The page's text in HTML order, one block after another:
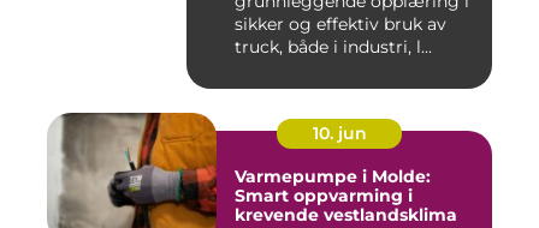
sikker og effektiv bruk av
truck, både i industri, l...
10. jun
Varmepumpe i Molde:
Smart oppvarming i
krevende vestlandsklima